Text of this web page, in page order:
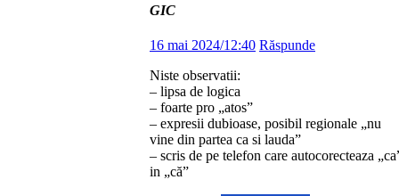
GIC
16 mai 2024/12:40 Răspunde
Niste observatii:
– lipsa de logica
– foarte pro „atos”
– expresii dubioase, posibil regionale „nu
vine din partea ca si lauda”
– scris de pe telefon care autocorecteaza
in „că”